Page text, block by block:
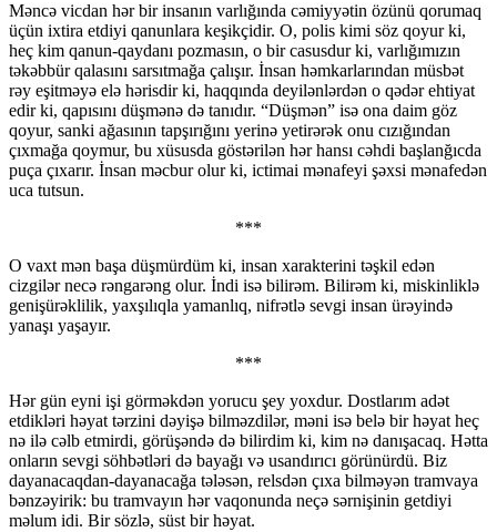
Məncə vicdan hər bir insanın varlığında cəmiyyətin özünü qorumaq
üçün ixtira etdiyi qanunlara keşikçidir. O, polis kimi söz qoyur ki,
heç kim qanun-qaydanı pozmasın, o bir casusdur ki, varlığımızın
təkəbbür qalasını sarsıtmağa çalışır. İnsan həmkarlarından müsbət
rəy eşitməyə elə hərisdir ki, haqqında deyilənlərdən o qədər ehtiyat
edir ki, qapısını düşmənə də tanıdır. “Düşmən” isə ona daim göz
qoyur, sanki ağasının tapşırığını yerinə yetirərək onu cızığından
çıxmağa qoymur, bu xüsusda göstərilən hər hansı cəhdi başlanğıcda
puça çıxarır. İnsan məcbur olur ki, ictimai mənafeyi şəxsi mənafedən
uca tutsun.
***
O vaxt mən başa düşmürdüm ki, insan xarakterini təşkil edən
cizgilər necə rəngarəng olur. İndi isə bilirəm. Bilirəm ki, miskinliklə
genişürəklilik, yaxşılıqla yamanlıq, nifrətlə sevgi insan ürəyində
yanaşı yaşayır.
***
Hər gün eyni işi görməkdən yorucu şey yoxdur. Dostlarım adət
etdikləri həyat tərzini dəyişə bilməzdilər, məni isə belə bir həyat heç
nə ilə cəlb etmirdi, görüşəndə də bilirdim ki, kim nə danışacaq. Hətta
onların sevgi söhbətləri də bayağı və usandırıcı görünürdü. Biz
dayanacaqdan-dayanacağa tələsən, relsdən çıxa bilməyən tramvaya
bənzəyirik: bu tramvayın hər vaqonunda neçə sərnişinin getdiyi
məlum idi. Bir sözlə, süst bir həyat.